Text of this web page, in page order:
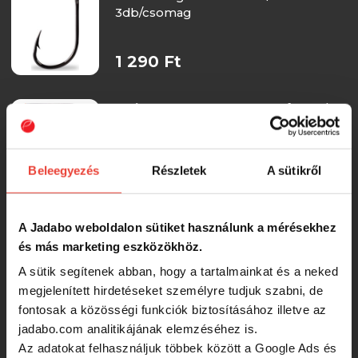
Beleegyezés Részletek A sütikről
A Jadabo weboldalon sütiket használunk a mérésekhez
és más marketing eszközökhöz.
A sütik segítenek abban, hogy a tartalmainkat és a neked
megjelenített hirdetéseket személyre tudjuk szabni, de
fontosak a közösségi funkciók biztosításához illetve az
jadabo.com analitikájának elemzéséhez is.
Az adatokat felhasználjuk többek között a Google Ads és
3db/csomag
1 290 Ft
Koós Horog Ms4310Hccpptfe Beak
Hooks Forged Reversed Ringed Hc
1 290 Ft
Wizard Catfish Classic Pro 4/0 2db/cs
horog
1 190 Ft
Mustad Beak Hooks, Big Red 4
10db/csomag horog